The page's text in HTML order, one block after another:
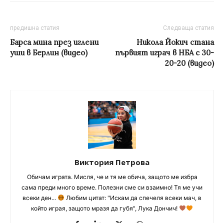
предишна статия
Барса мина през иглени
уши в Берлин (видео)
Следваща статия
Никола Йокич стана
първият играч в НБА с 30-
20-20 (видео)
Виктория Петрова
Обичам играта. Мисля, че и тя ме обича, защото ме избра
сама преди много време. Полезни сме си взаимно! Тя ме учи
всеки ден...
Любим цитат: "Искам да спечеля всеки мач, в
който играя, защото мразя да губя", Лука Дончич!